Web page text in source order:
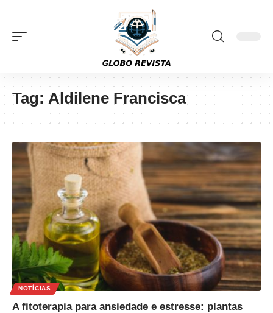
Tag: Aldilene Francisca
NOTÍCIAS
A fitoterapia para ansiedade e estresse: plantas